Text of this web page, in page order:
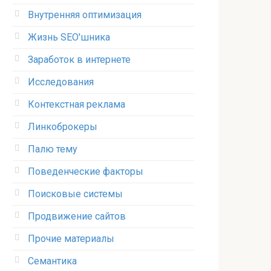
Внутренняя оптимизация
Жизнь SEO'шника
Заработок в интернете
Исследования
Контекстная реклама
Линкоброкеры
Палю тему
Поведенческие факторы
Поисковые системы
Продвижение сайтов
Прочие материалы
Семантика